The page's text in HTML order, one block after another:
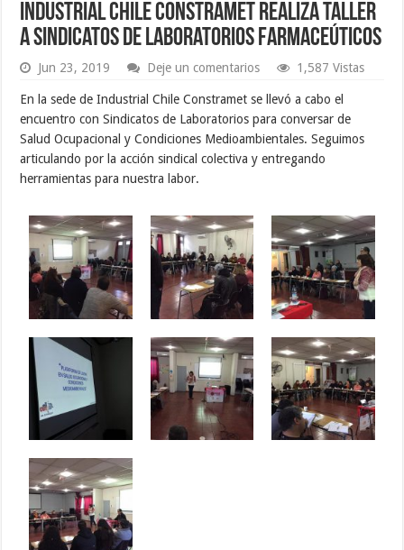
Industrial Chile Constramet realiza taller
a sindicatos de laboratorios farmaceúticos
Jun 23, 2019 Deje un comentarios 1,587 Vistas
En la sede de Industrial Chile Constramet se llevó a cabo el
encuentro con Sindicatos de Laboratorios para conversar de
Salud Ocupacional y Condiciones Medioambientales. Seguimos
articulando por la acción sindical colectiva y entregando
herramientas para nuestra labor.